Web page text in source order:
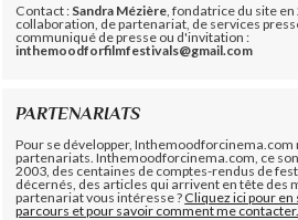
Contact : Sandra Mézière , fondatrice du site
collaboration, de partenariat, de services
communiqué de presse ou d'invitation :
inthemoodforfilmfestivals@gmail.com
PARTENARIATS
Pour se développer,
partenariats. Inthemoodforcinema.com, ce
2003, des centaines de comptes-rendus de
décernés, des articles qui arrivent en tête des
partenariat vous intéresse ?Cliquez ici pour en
parcours et pour savoir comment me